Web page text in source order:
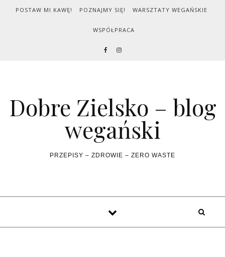
Skip to content
POSTAW MI KAWĘ! POZNAJMY SIĘ! WARSZTATY WEGAŃSKIE
WSPÓŁPRACA
Dobre Zielsko – blog
wegański
PRZEPISY – ZDROWIE – ZERO WASTE